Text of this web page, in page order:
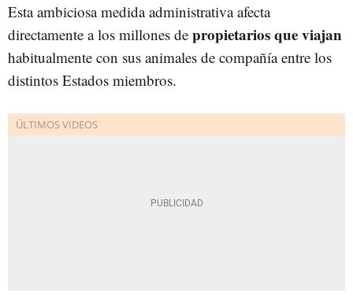
Esta ambiciosa medida administrativa afecta
directamente a los millones de propietarios que viajan
habitualmente con sus animales de compañía entre los
distintos Estados miembros.